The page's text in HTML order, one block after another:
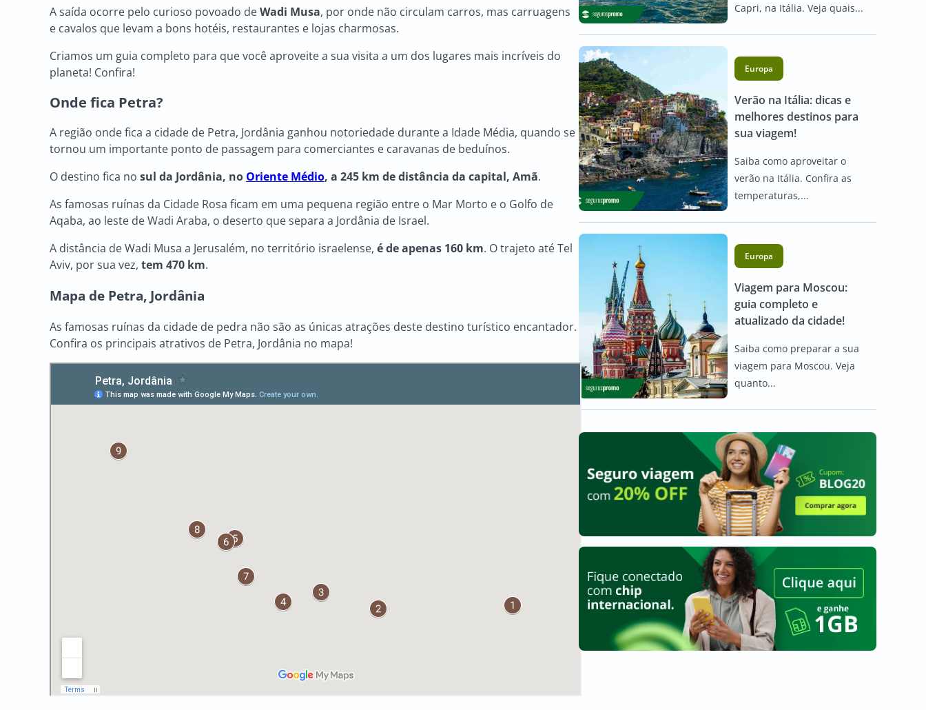
A saída ocorre pelo curioso povoado deWadi Musa, por onde não circulam carros, mas carruagens
e cavalos que levam a bons hotéis, restaurantes e lojas charmosas.
Criamos um guia completo para que você aproveite a sua visita a um dos lugares mais incríveis do
planeta! Confira!
Onde fica Petra?
A região onde fica a cidade de Petra, Jordânia ganhou notoriedade durante a Idade Média, quando se
tornou um importante ponto de passagem para comerciantes e caravanas de beduínos.
O destino fica no sul da Jordânia, no Oriente Médio, a 245 km de distância da capital, Amã.
As famosas ruínas da Cidade Rosa ficam em uma pequena região entre o Mar Morto e o Golfo de
Aqaba, ao leste de Wadi Araba, o deserto que separa a Jordânia de Israel.
A distância de Wadi Musa a Jerusalém, no território israelense, é de apenas 160 km. O trajeto até Tel
Aviv, por sua vez, tem 470 km.
Mapa de Petra, Jordânia
As famosas ruínas da cidade de pedra não são as únicas atrações deste destino turístico encantador.
Confira os principais atrativos de Petra, Jordânia no mapa!
Capri, na Itália. Veja quais...
Europa
Verão na Itália: dicas e
melhores destinos para
sua viagem!
Saiba como aproveitar o
verão na Itália. Confira as
temperaturas,...
Europa
Viagem para Moscou:
guia completo e
atualizado da cidade!
Saiba como preparar a sua
viagem para Moscou. Veja
quanto...